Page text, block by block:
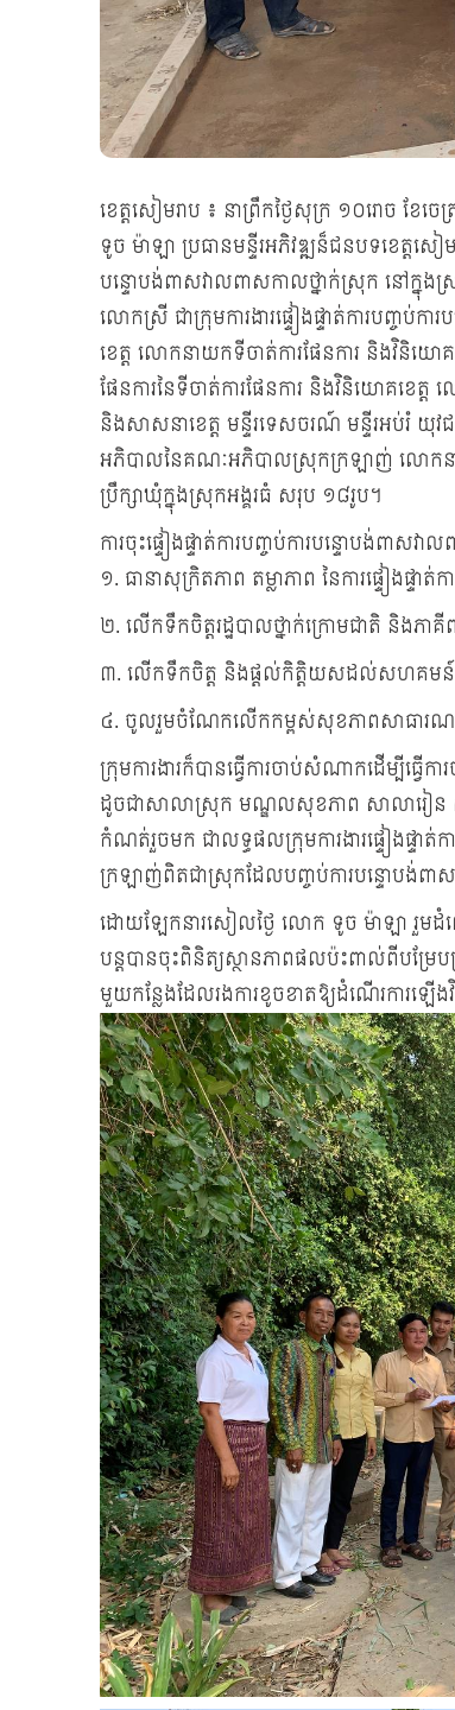
ខេត្តសៀមរាប ៖ នាព្រឹកថ្ងៃសុក្រ ១០រោច ខ
ទូច ម៉ាឡា ប្រធានមន្ទីរអភិវឌ្ឍន៏ជនបទខេត្តសៀម
បន្ទោបង់ពាសវាលពាសកាលថ្នាក់ស្រុក នៅក្នុង
លោកស្រី ជាក្រុមការងារផ្ទៀងផ្ទាត់ការបញ្ចប់ក
ខេត្ត លោកនាយកទីចាត់ការផែនការ និងវិនិយ
ផែនការនៃទីចាត់ការផែនការ និងវិនិយោគខេត្
និងសាសនាខេត្ត មន្ទីរទេសចរណ៍ មន្ទីរអប់រំ យុ
អភិបាលនៃគណៈអភិបាលស្រុកក្រឡាញ់ លោកនាយ
ប្រឹក្សាឃុំក្នុងស្រុកអង្គរធំ សរុប ១៨រូប។
ការចុះផ្ទៀងផ្ទាត់ការបញ្ចប់ការបន្ទោបង់ពា
១. ធានាសុក្រិតភាព តម្លាភាព នៃការផ្ទៀងផ្ទា
២. លើកទឹកចិត្តរដ្ឋបាលថ្នាក់ក្រោមជាតិ និងភាគី
៣. លើកទឹកចិត្ត និងផ្តល់កិត្តិយសដល់សហគមន៍
៤. ចូលរួមចំណែកលើកកម្ពស់សុខភាពសាធារណ
ក្រុមការងារក៏បានធ្វើការចាប់សំណាកដើម្បីធ្វើក
ដូចជាសាលាស្រុក មណ្ឌលសុខភាព សាលារៀន សា
កំណត់រួចមក ជាលទ្ធផលក្រុមការងារផ្ទៀងផ្ទាត់
ក្រឡាញ់ពិតជាស្រុកដែលបញ្ចប់ការបន្ទោបង់ពា
ដោយឡែកនារសៀលថ្ងៃ លោក ទូច ម៉ាឡា រួមដំ
បន្តបានចុះពិនិត្យស្ថានភាពផលប៉ះពាល់ពីបម្រ
មួយកន្លែងដែលរងការខូចខាតឱ្យដំណើរការឡ